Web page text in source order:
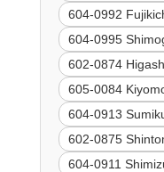
604-0992
604-0995
602-0874
605-0084
604-0913
602-0875
604-0911